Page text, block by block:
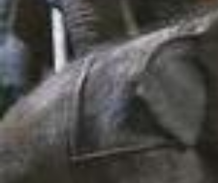
वेनेला किशोर और उसकी मां ब्रह्मानंदम के सामने नाटक करते हैं | Mera Intek
am फिल्म का सीन